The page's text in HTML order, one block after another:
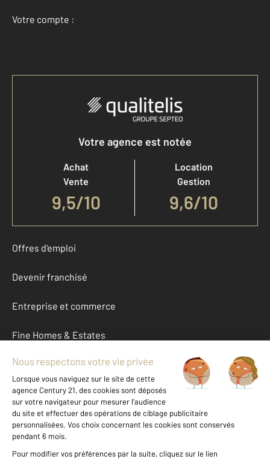
Votre compte :
Accéder à mon compte
Votre agence est notée
Achat
Vente
9,5/10
Location
Gestion
9,6/10
Offres d'emploi
Devenir franchisé
Entreprise et commerce
Fine Homes & Estates
À propos
International
Nous contacter